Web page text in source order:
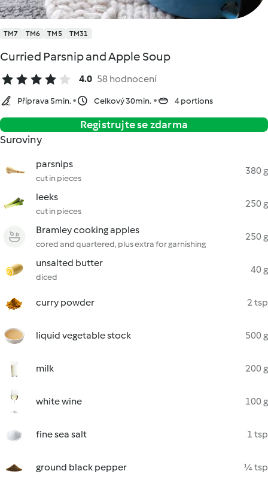
TM7 TM6 TM5 TM31
Curried Parsnip and Apple Soup
4.0 58 hodnocení
Příprava 5min. Celkový 30min. 4 portions
Registrujte se zdarma
Suroviny
parsnips
cut in pieces
380 g
leeks
cut in pieces
250 g
Bramley cooking apples
cored and quartered, plus extra for garnishing
250 g
unsalted butter
diced
40 g
curry powder 2 tsp
liquid vegetable stock 500 g
milk 200 g
white wine 100 g
fine sea salt 1 tsp
ground black pepper ¼ tsp